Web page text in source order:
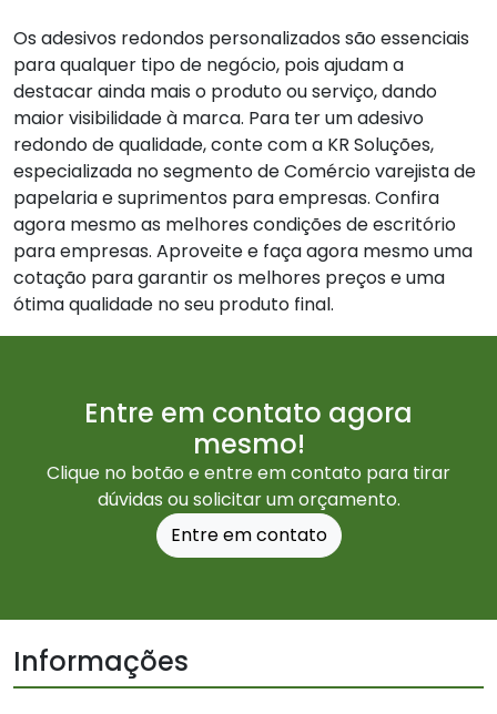
Os adesivos redondos personalizados são essenciais
para qualquer tipo de negócio, pois ajudam a
destacar ainda mais o produto ou serviço, dando
maior visibilidade à marca. Para ter um adesivo
redondo de qualidade, conte com a KR Soluções,
especializada no segmento de Comércio varejista de
papelaria e suprimentos para empresas. Confira
agora mesmo as melhores condições de escritório
para empresas. Aproveite e faça agora mesmo uma
cotação para garantir os melhores preços e uma
ótima qualidade no seu produto final.
Entre em contato agora
mesmo!
Clique no botão e entre em contato para tirar
dúvidas ou solicitar um orçamento.
Entre em contato
Informações